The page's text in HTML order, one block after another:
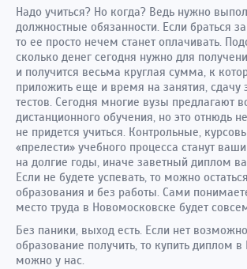
Надо учиться? Но когда? Ведь нужно
должностные обязанности. Если браться
то ее просто нечем станет оплачивать.
сколько денег сегодня нужно для
и получится весьма круглая сумма, к
приложить еще и время на занятия, сдачу
тестов. Сегодня многие вузы предлагают
дистанционного обучения, но это отнюдь
не придется учиться. Контрольные,
«прелести» учебного процесса станут
на долгие годы, иначе заветный диплом
Если не будете успевать, то можно
образования и без работы. Сами
место труда в Новомосковске будет
Без паники, выход есть. Если нет
образование получить, то купить диплом
можно у нас.